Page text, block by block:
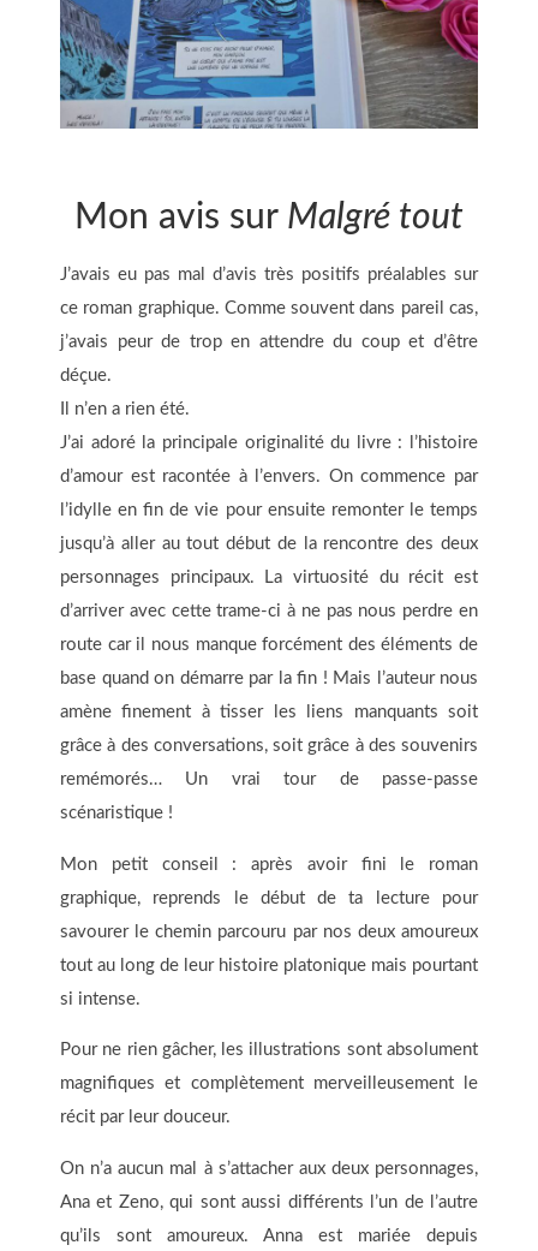
Mon avis sur Malgré tout
J’avais eu pas mal d’avis très positifs préalables sur
ce roman graphique. Comme souvent dans pareil cas,
j’avais peur de trop en attendre du coup et d’être
déçue.
Il n’en a rien été.
J’ai adoré la principale originalité du livre : l’histoire
d’amour est racontée à l’envers. On commence par
l’idylle en fin de vie pour ensuite remonter le temps
jusqu’à aller au tout début de la rencontre des deux
personnages principaux. La virtuosité du récit est
d’arriver avec cette trame-ci à ne pas nous perdre en
route car il nous manque forcément des éléments de
base quand on démarre par la fin ! Mais l’auteur nous
amène finement à tisser les liens manquants soit
grâce à des conversations, soit grâce à des souvenirs
remémorés… Un vrai tour de passe-passe
scénaristique !
Mon petit conseil : après avoir fini le roman
graphique, reprends le début de ta lecture pour
savourer le chemin parcouru par nos deux amoureux
tout au long de leur histoire platonique mais pourtant
si intense.
Pour ne rien gâcher, les illustrations sont absolument
magnifiques et complètement merveilleusement le
récit par leur douceur.
On n’a aucun mal à s’attacher aux deux personnages,
Ana et Zeno, qui sont aussi différents l’un de l’autre
qu’ils sont amoureux. Anna est mariée depuis